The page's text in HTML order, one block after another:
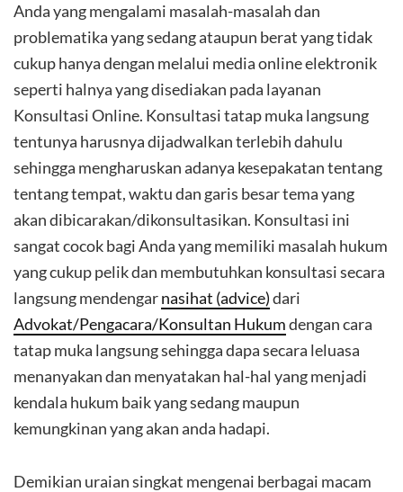
Anda yang mengalami masalah-masalah dan
problematika yang sedang ataupun berat yang tidak
cukup hanya dengan melalui media online elektronik
seperti halnya yang disediakan pada layanan
Konsultasi Online. Konsultasi tatap muka langsung
tentunya harusnya dijadwalkan terlebih dahulu
sehingga mengharuskan adanya kesepakatan tentang
tentang tempat, waktu dan garis besar tema yang
akan dibicarakan/dikonsultasikan. Konsultasi ini
sangat cocok bagi Anda yang memiliki masalah hukum
yang cukup pelik dan membutuhkan konsultasi secara
langsung mendengarnasihat (advice)dari
Advokat/Pengacara/Konsultan Hukumdengan cara
tatap muka langsung sehingga dapa secara leluasa
menanyakan dan menyatakan hal-hal yang menjadi
kendala hukum baik yang sedang maupun
kemungkinan yang akan anda hadapi.
Demikian uraian singkat mengenai berbagai macam